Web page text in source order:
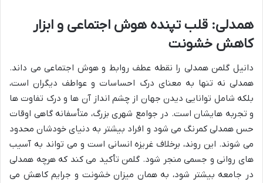
همدلی: قلب تپنده هوش اجتماعی و ابزار
کاهش خشونت
دانیل گلمن همدلی را نقطه عطف روابط و هوش اجتماعی می داند.
همدلی نه تنها به معنای درک احساسات و عواطف دیگران است،
بلکه شامل توانایی دیدن جهان از چشم انداز آن ها و درک تفاوت ها
و تجربه هایشان است. در جوامع شهری بزرگ، متأسفانه گاهی اوقات
حس همدلی کمرنگ می شود و افراد بیشتر به دنیای خودشان محدود
می شوند. این روند، برخلاف غریزه انسانی است و می تواند به آسیب
های روانی و جسمی منجر شود. گلمن تأکید می کند که هرچه همدلی
در جامعه بیشتر شود، به همان میزان خشونت و جرایم کاهش می